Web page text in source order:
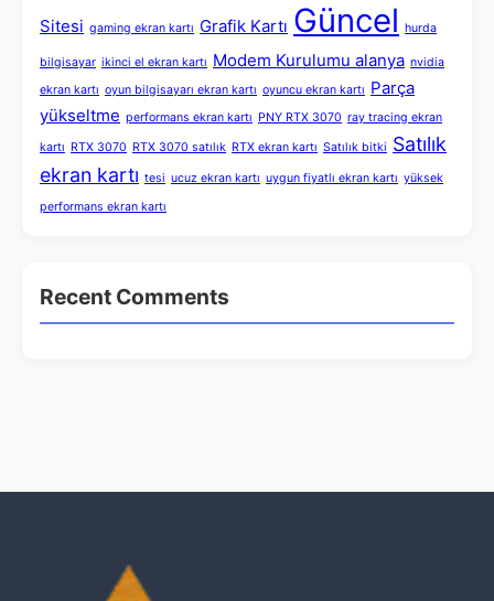
Sitesi gaming ekran kartı Grafik Kartı Güncel hurda
bilgisayar ikinci el ekran kartı Modem Kurulumu alanya nvidia
ekran kartı oyun bilgisayarı ekran kartı oyuncu ekran kartı Parça
yükseltme performans ekran kartı PNY RTX 3070 ray tracing ekran
kartı RTX 3070 RTX 3070 satılık RTX ekran kartı Satılık bitki Satılık
ekran kartı tesi ucuz ekran kartı uygun fiyatlı ekran kartı yüksek
performans ekran kartı
Recent Comments